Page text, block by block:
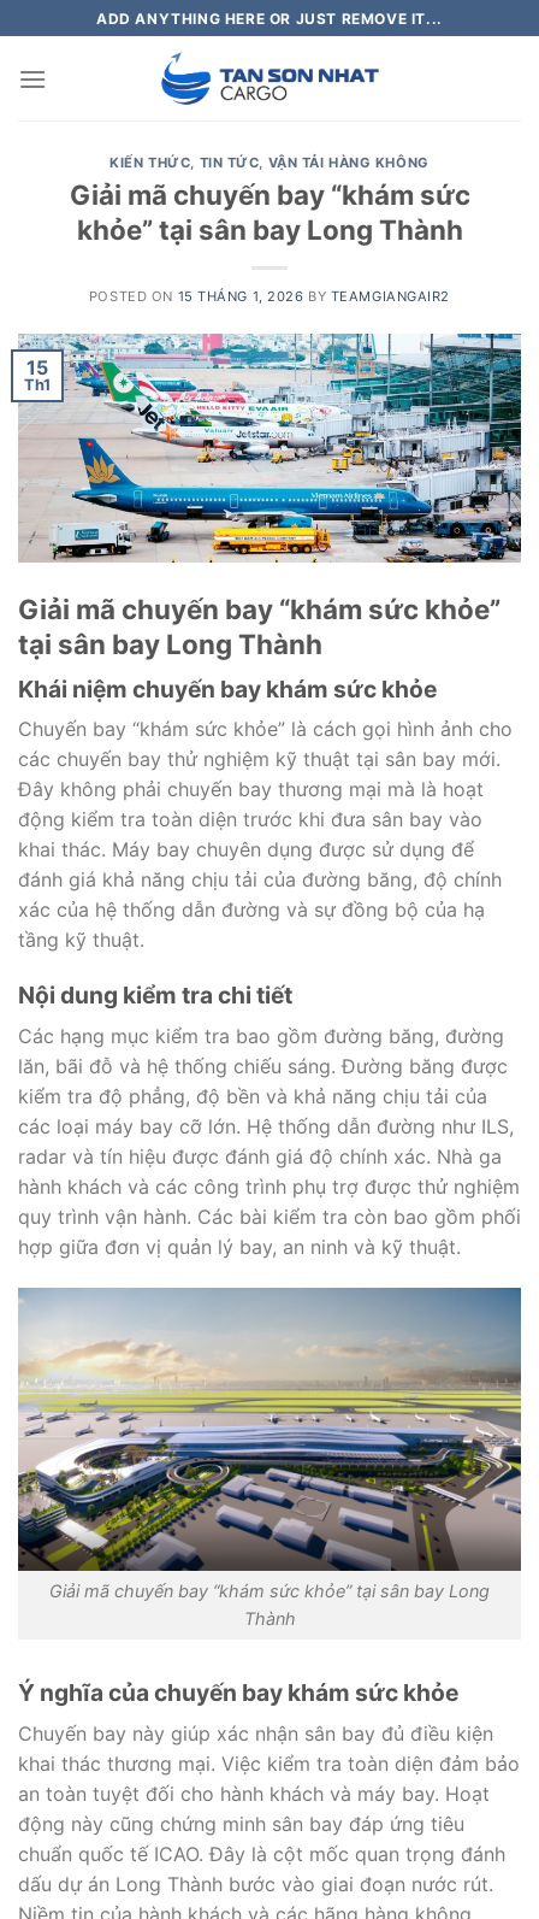
to
content
ADD ANYTHING HERE OR JUST REMOVE IT...
KIẾN THỨC, TIN TỨC, VẬN TẢI HÀNG KHÔNG
Giải mã chuyến bay “khám sức
khỏe” tại sân bay Long Thành
POSTED ON 15 THÁNG 1, 2026 BY TEAMGIANGAIR2
15
Th1
Giải mã chuyến bay “khám sức khỏe”
tại sân bay Long Thành
Khái niệm chuyến bay khám sức khỏe
Chuyến bay “khám sức khỏe” là cách gọi hình ảnh cho
các chuyến bay thử nghiệm kỹ thuật tại sân bay mới.
Đây không phải chuyến bay thương mại mà là hoạt
động kiểm tra toàn diện trước khi đưa sân bay vào
khai thác. Máy bay chuyên dụng được sử dụng để
đánh giá khả năng chịu tải của đường băng, độ chính
xác của hệ thống dẫn đường và sự đồng bộ của hạ
tầng kỹ thuật.
Nội dung kiểm tra chi tiết
Các hạng mục kiểm tra bao gồm đường băng, đường
lăn, bãi đỗ và hệ thống chiếu sáng. Đường băng được
kiểm tra độ phẳng, độ bền và khả năng chịu tải của
các loại máy bay cỡ lớn. Hệ thống dẫn đường như ILS,
radar và tín hiệu được đánh giá độ chính xác. Nhà ga
hành khách và các công trình phụ trợ được thử nghiệm
quy trình vận hành. Các bài kiểm tra còn bao gồm phối
hợp giữa đơn vị quản lý bay, an ninh và kỹ thuật.
Giải mã chuyến bay “khám sức khỏe” tại sân bay Long
Thành
Ý nghĩa của chuyến bay khám sức khỏe
Chuyến bay này giúp xác nhận sân bay đủ điều kiện
khai thác thương mại. Việc kiểm tra toàn diện đảm bảo
an toàn tuyệt đối cho hành khách và máy bay. Hoạt
động này cũng chứng minh sân bay đáp ứng tiêu
chuẩn quốc tế ICAO. Đây là cột mốc quan trọng đánh
dấu dự án Long Thành bước vào giai đoạn nước rút.
Niềm tin của hành khách và các hãng hàng không